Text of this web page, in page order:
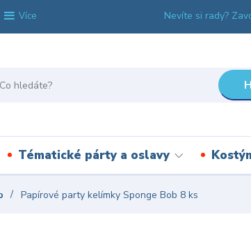
Více Nevíte si rady?
Tématické párty a oslavy
Papírové party kelímky Sponge Bob 8 ks